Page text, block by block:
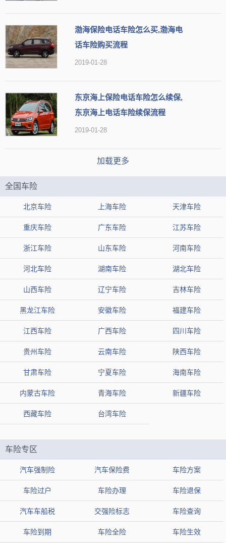
渤海保险电话车险怎么买,渤海电
话车险购买流程
2019-01-28
东京海上保险电话车险怎么续保,
东京海上电话车险续保流程
2019-01-28
加载更多
全国车险
北京车险 上海车险 天津车险
重庆车险 广东车险 江苏车险
浙江车险 山东车险 河南车险
河北车险 湖南车险 湖北车险
山西车险 辽宁车险 吉林车险
黑龙江车险 安徽车险 福建车险
江西车险 广西车险 四川车险
贵州车险 云南车险 陕西车险
甘肃车险 宁夏车险 海南车险
内蒙古车险 青海车险 新疆车险
西藏车险 台湾车险
车险专区
汽车强制险 汽车保险费 车险方案
车险过户 车险办理 车险退保
汽车车船税 交强险标志 车险查询
车险到期 车险全险 车险生效